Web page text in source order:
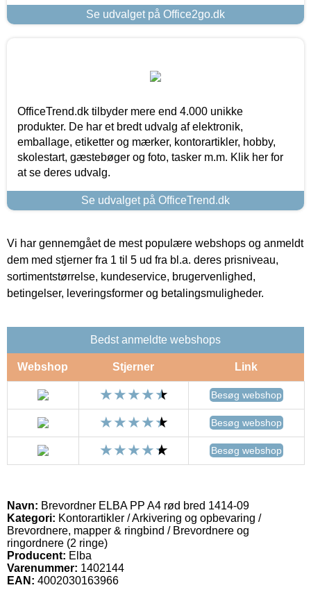
Se udvalget på Office2go.dk
OfficeTrend.dk tilbyder mere end 4.000 unikke
produkter. De har et bredt udvalg af elektronik,
emballage, etiketter og mærker, kontorartikler, hobby,
skolestart, gæstebøger og foto, tasker m.m. Klik her for
at se deres udvalg.
Se udvalget på OfficeTrend.dk
Vi har gennemgået de mest populære webshops og anmeldt
dem med stjerner fra 1 til 5 ud fra bl.a. deres prisniveau,
sortimentstørrelse, kundeservice, brugervenlighed,
betingelser, leveringsformer og betalingsmuligheder.
Bedst anmeldte webshops
Webshop Stjerner Link
Besøg webshop
Besøg webshop
Besøg webshop
Navn: Brevordner ELBA PP A4 rød bred 1414-09
Kategori: Kontorartikler / Arkivering og opbevaring /
Brevordnere, mapper & ringbind / Brevordnere og
ringordnere (2 ringe)
Producent: Elba
Varenummer: 1402144
EAN: 4002030163966